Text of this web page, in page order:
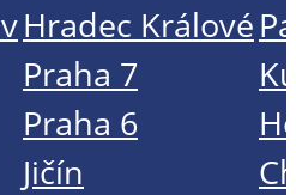
Hradec Králové
Praha 7
Praha 6
Jičín